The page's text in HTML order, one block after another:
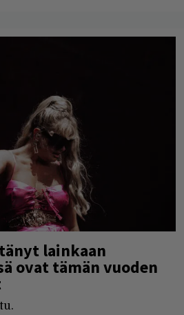
lainkaan
ovat tämän vuoden